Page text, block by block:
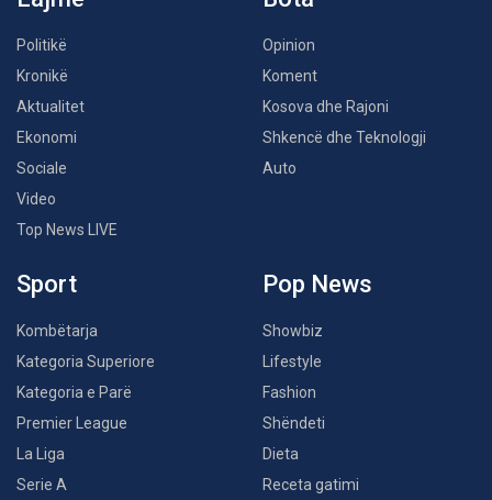
Politikë
Kronikë
Aktualitet
Ekonomi
Sociale
Video
Top News LIVE
Opinion
Koment
Kosova dhe Rajoni
Shkencë dhe Teknologji
Auto
Sport
Kombëtarja
Kategoria Superiore
Kategoria e Parë
Premier League
La Liga
Serie A
Pop News
Showbiz
Lifestyle
Fashion
Shëndeti
Dieta
Receta gatimi